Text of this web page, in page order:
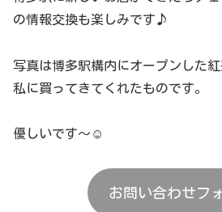
の情報交換も楽しみです♪
写真は博多駅構内にオープンした
私に買ってきてくれたものです。
優しいです〜☺️
お問い合わせフ